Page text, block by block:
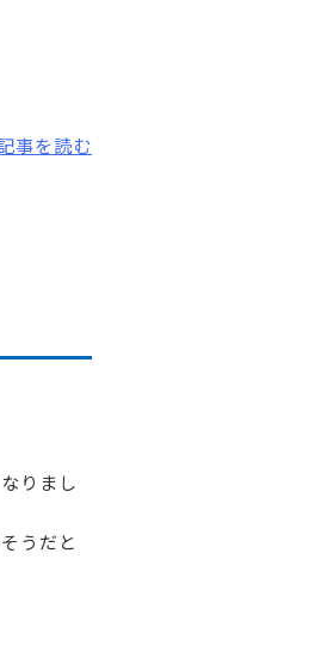
事を読む
りまし
うだと